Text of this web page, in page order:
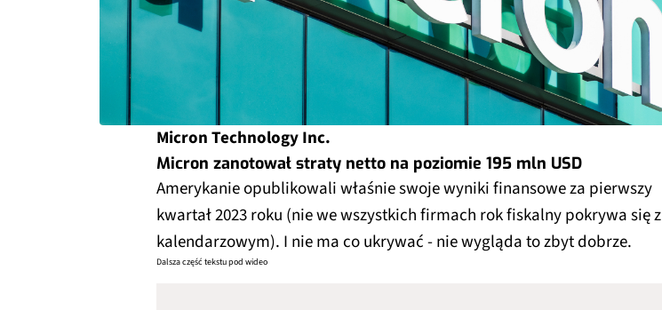
Micron Technology Inc.
Micron zanotował straty netto na poziomie 195 mln USD
Amerykanie opublikowali właśnie swoje wyniki finansowe za pierwszy
kwartał 2023 roku (nie we wszystkich firmach rok fiskalny pokrywa się z
kalendarzowym). I nie ma co ukrywać - nie wygląda to zbyt dobrze.
Dalsza część tekstu pod wideo